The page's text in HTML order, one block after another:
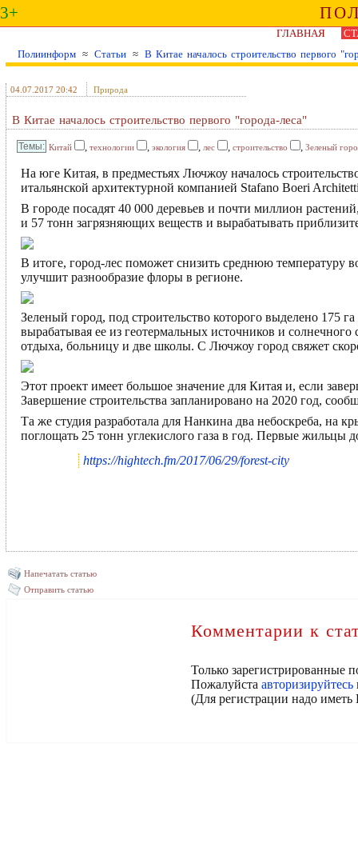
3+
ГЛАВНАЯ
Полиинформ ≈ Статьи ≈ В Китае началось строительство первого
04.07.2017 20:42 Природа
В Китае началось строительство первого "города-леса"
Китай , технологии , экология , лес , строительство , Зеленый
На юге Китая, в предместьях Лючжоу началось
итальянской архитектурной компанией Stafano Boeri
В городе посадят 40 000 деревьев и почти миллион
и 57 тонн загрязняющих веществ и вырабатывать
В итоге, город-лес поможет снизить среднюю температуру
улучшит разнообразие флоры в регионе.
Зеленый город, под строительство которого выделено 175
вырабатывая ее из геотермальных источников и
отдыха, больницу и две школы. С Лючжоу город свяжет
Этот проект имеет большое значение для Китая и, если
Завершение строительства запланировано на 2020 год,
Та же студия разработала для Нанкина два небоскреба, на
поглощать 25 тонн углекислого газа в год. Первые
https://hightech.fm/2017/06/29/forest-city
Напечатать статью
Отправить статью
Комментарии к
Только зарегистрированные
Пожалуйста авторизируйтесь
(Для регистрации надо